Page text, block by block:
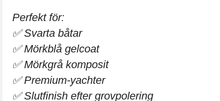
Perfekt för:
✅ Svarta båtar
✅ Mörkblå gelcoat
✅ Mörkgrå komposit
✅ Premium-yachter
✅ Slutfinish efter grovpolering